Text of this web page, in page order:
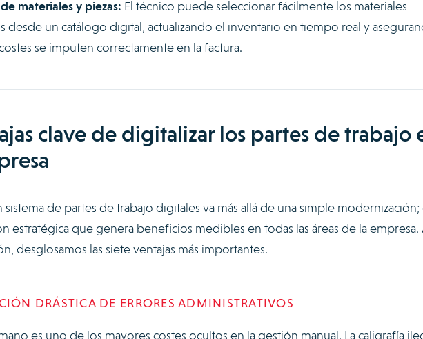
materiales y piezas: El técnico puede seleccionar fácilmente los materiales
desde un catálogo digital, actualizando el inventario en tiempo real y
se imputen correctamente en la factura.
clave de digitalizar los partes de trabajo
de partes de trabajo digitales va más allá de una simple modernización;
estratégica que genera beneficios medibles en todas las áreas de la empresa.
desglosamos las siete ventajas más importantes.
DRÁSTICA DE ERRORES ADMINISTRATIVOS
es uno de los mayores costes ocultos en la gestión manual. La caligrafía